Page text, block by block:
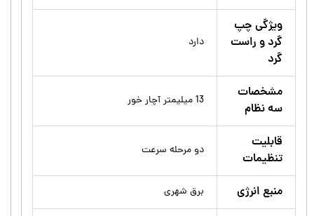
ویژگی چپ
گرد و راست
گرد
دارد
مشخصات
سه نظام
13 میلیمتر آچار خور
قابلیت
تنظیمات
دو مرحله سرعت
منبع انرژی برق شهری